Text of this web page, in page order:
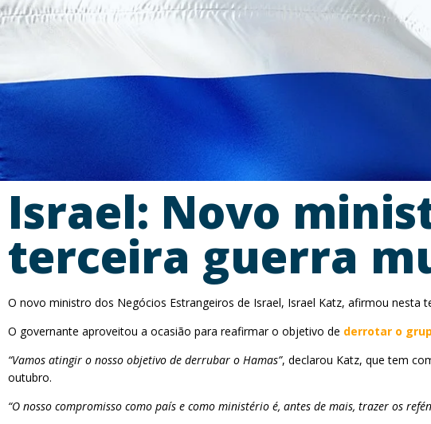
Israel: Novo
terceira guerra
O novo ministro dos Negócios Estrangeiros de Israel, Israel Katz, afirmou nesta
O governante aproveitou a ocasião para reafirmar o objetivo de derrotar o
“Vamos atingir o nosso objetivo de derrubar o Hamas”, declarou Katz, que tem
outubro.
“O nosso compromisso como país e como ministério é, antes de mais, trazer os